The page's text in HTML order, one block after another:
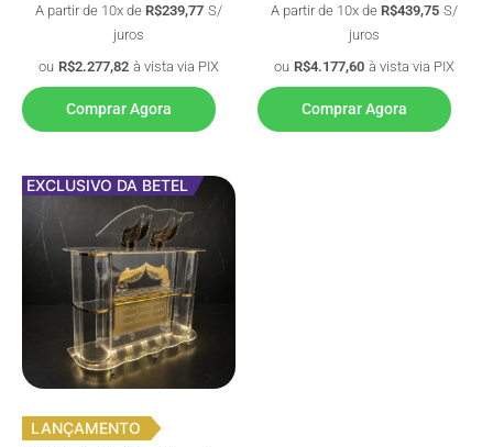
A partir de 10x de R$239,77 S/
juros
ou R$2.277,82 à vista via PIX
Comprar Agora
A partir de 10x de R$439,75 S/
juros
ou R$4.177,60 à vista via PIX
Comprar Agora
EXCLUSIVO DA BETEL
LANÇAMENTO